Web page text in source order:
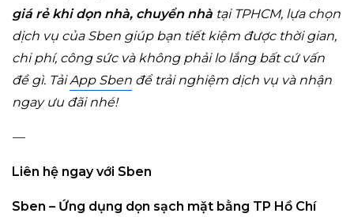
giá rẻ khi dọn nhà, chuyển nhà tại TPHCM, lựa chọn
dịch vụ của Sben giúp bạn tiết kiệm được thời gian,
chi phí, công sức và không phải lo lắng bất cứ vấn
đề gì. TảiApp Sben để trải nghiệm dịch vụ và nhận
ngay ưu đãi nhé!
—
Liên hệ ngay với Sben
Sben – Ứng dụng dọn sạch mặt bằng TP Hồ Chí